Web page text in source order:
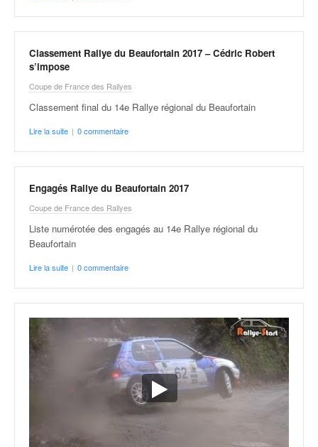
Classement Rallye du Beaufortain 2017 – Cédric Robert
s’impose
Coupe de France des Rallyes
Classement final du 14e Rallye régional du Beaufortain
Lire la suite | 0 commentaire
Engagés Rallye du Beaufortain 2017
Coupe de France des Rallyes
Liste numérotée des engagés au 14e Rallye régional du
Beaufortain
Lire la suite | 0 commentaire